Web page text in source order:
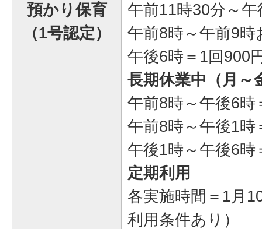
預かり保育
（1号認定）
午前11時30分～
午前8時～午前9
午後6時＝1回900
長期休業中（月～
午前8時～午後6時
午前8時～午後1時
午後1時～午後6時
定期利用
各実施時間＝1月
利用条件あり）